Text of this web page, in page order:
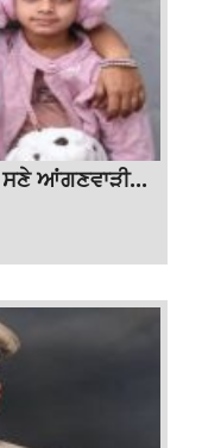
ਸਣੇ ਆਂਗਣਵਾੜੀ...